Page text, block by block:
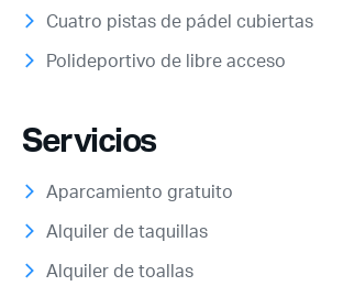
Cuatro pistas de pádel cubiertas
Polideportivo de libre acceso
Servicios
Aparcamiento gratuito
Alquiler de taquillas
Alquiler de toallas